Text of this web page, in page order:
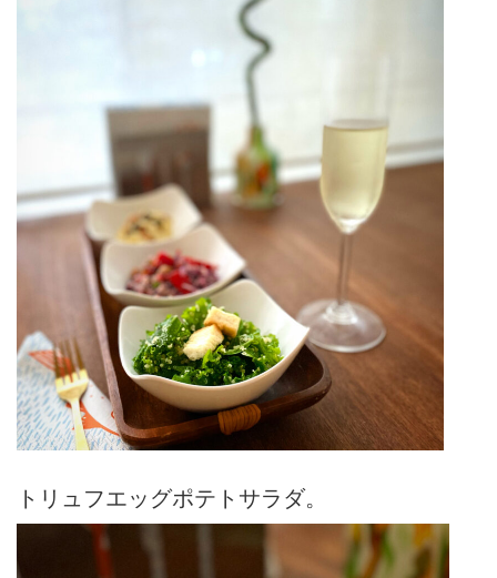
トリュフエッグポテトサラダ。